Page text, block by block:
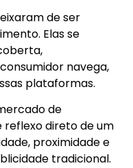
de ser
Elas se
navega,
plataformas.
de
reflexo direto de um
proximidade e
tradicional.